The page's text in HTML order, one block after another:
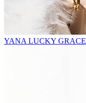
YANA LUCKY GRACE